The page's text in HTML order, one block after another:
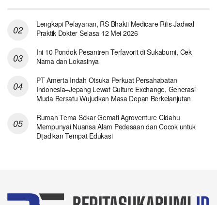
Lengkapi Pelayanan, RS Bhakti Medicare Rilis Jadwal
Praktik Dokter Selasa 12 Mei 2026
Ini 10 Pondok Pesantren Terfavorit di Sukabumi, Cek
Nama dan Lokasinya
PT Amerta Indah Otsuka Perkuat Persahabatan
Indonesia–Jepang Lewat Culture Exchange, Generasi
Muda Bersatu Wujudkan Masa Depan Berkelanjutan
Rumah Tema Sekar Gemati Agroventure Cidahu
Mempunyai Nuansa Alam Pedesaan dan Cocok untuk
Dijadikan Tempat Edukasi